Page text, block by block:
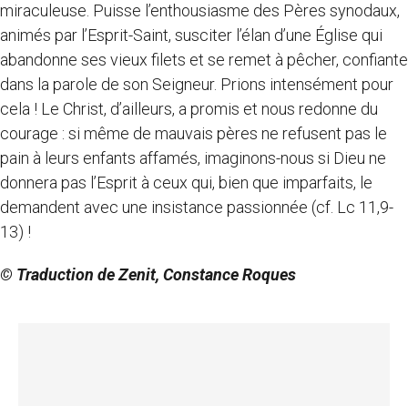
miraculeuse. Puisse l’enthousiasme des Pères synodaux,
animés par l’Esprit-Saint, susciter l’élan d’une Église qui
abandonne ses vieux filets et se remet à pêcher, confiante
dans la parole de son Seigneur. Prions intensément pour
cela ! Le Christ, d’ailleurs, a promis et nous redonne du
courage : si même de mauvais pères ne refusent pas le
pain à leurs enfants affamés, imaginons-nous si Dieu ne
donnera pas l’Esprit à ceux qui, bien que imparfaits, le
demandent avec une insistance passionnée (cf. Lc 11,9-
13) !
© Traduction de Zenit, Constance Roques